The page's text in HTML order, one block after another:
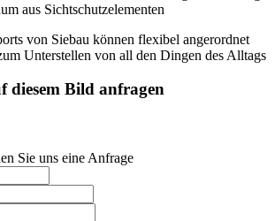
aus Sichtschutzelementen
von Siebau können flexibel angerordnet
Unterstellen von all den Dingen des Alltags
diesem Bild anfragen
Sie uns eine Anfrage